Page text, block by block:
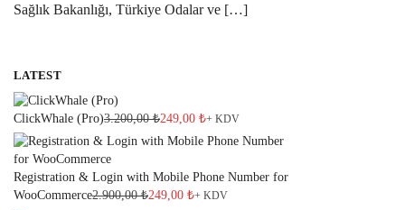
Sağlık Bakanlığı, Türkiye Odalar ve […]
LATEST
ClickWhale (Pro)3.200,00₺249,00 ₺+ KDV
Registration & Login with Mobile Phone Number for
WooCommerce2.900,00₺249,00 ₺+ KDV